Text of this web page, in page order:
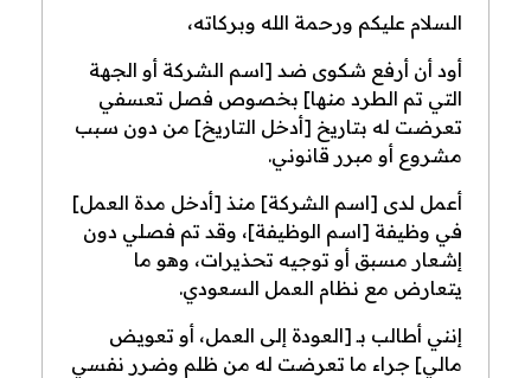
السلام عليكم ورحمة الله وبركاته،
أود أن أرفع شكوى ضد [اسم الشركة أو الجهة
التي تم الطرد منها] بخصوص فصل تعسفي
تعرضت له بتاريخ [أدخل التاريخ] من دون سبب
مشروع أو مبرر قانوني.
أعمل لدى [اسم الشركة] منذ [أدخل مدة العمل]
في وظيفة [اسم الوظيفة]، وقد تم فصلي دون
إشعار مسبق أو توجيه تحذيرات، وهو ما
يتعارض مع نظام العمل السعودي.
إنني أطالب بـ [العودة إلى العمل، أو تعويض
مالي] جراء ما تعرضت له من ظلم وضرر نفسي